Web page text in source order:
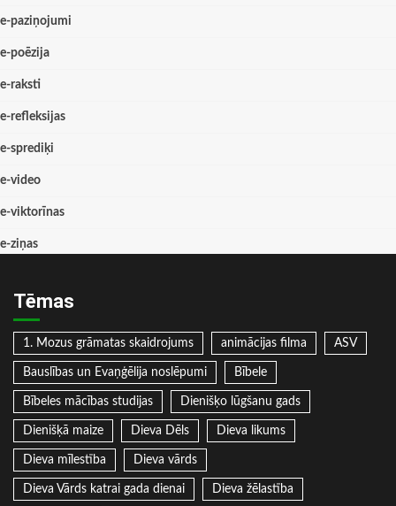
e-paziņojumi
e-poēzija
e-raksti
e-refleksijas
e-sprediķi
e-video
e-viktorīnas
e-ziņas
Tēmas
1. Mozus grāmatas skaidrojums animācijas filma ASV
Bauslības un Evaņģēlija noslēpumi Bībele
Bībeles mācības studijas Dienišķo lūgšanu gads
Dienišķā maize Dieva Dēls Dieva likums
Dieva mīlestība Dieva vārds
Dieva Vārds katrai gada dienai Dieva žēlastība